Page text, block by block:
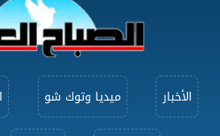
الأخبار ميديا وتوك شو